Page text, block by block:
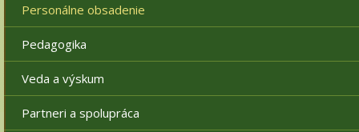
Personálne obsadenie
Pedagogika
Veda a výskum
Partneri a spolupráca